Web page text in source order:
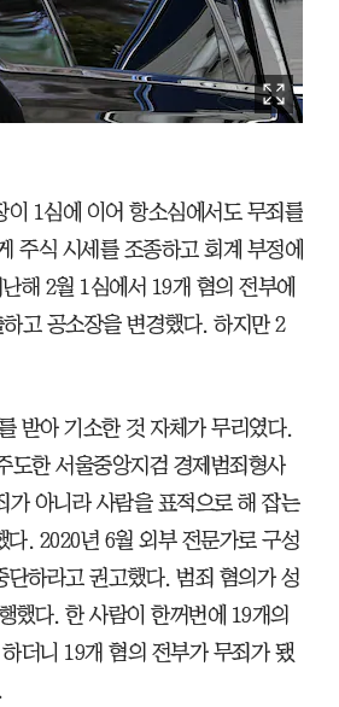
1심에 이어 항소심에서도 무죄를
주식 시세를 조종하고 회계 부정에
해 2월 1심에서 19개 혐의 전부에
고 공소장을 변경했다. 하지만 2
받아 기소한 것 자체가 무리였다.
도한 서울중앙지검 경제범죄형사
아니라 사람을 표적으로 해 잡는
다. 2020년 6월 외부 전문가로 구성
하라고 권고했다. 범죄 혐의가 성
했다. 한 사람이 한꺼번에 19개의
더니 19개 혐의 전부가 무죄가 됐